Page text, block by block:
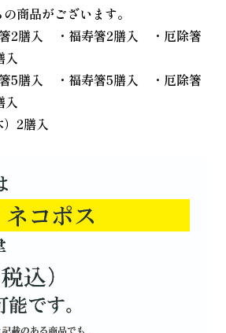
商品がございます。
2膳入 ・福寿箸2膳入 ・厄除箸
5膳入 ・福寿箸5膳入 ・厄除箸
2膳入